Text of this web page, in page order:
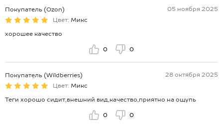
Покупатель (Ozon)
05 ноября 2025
Цвет: Микс
хорошее качество
0 0
Покупатель (Wildberries)
28 октября 2025
Цвет: Микс
Теги хорошо сидит,внешний вид,качество,приятно на ощупь
0 0